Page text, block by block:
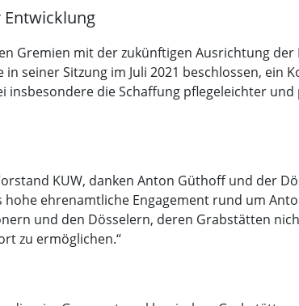
Entwicklung
Gremien mit der zukünftigen Ausrichtung
seiner Sitzung im Juli 2021 beschlossen, ein
die Schaffung pflegeleichter
KUW, danken Anton Güthoff und der
ehrenamtliche Engagement rund um
und den Dösselern, deren Grabstätten
zu ermöglichen.“